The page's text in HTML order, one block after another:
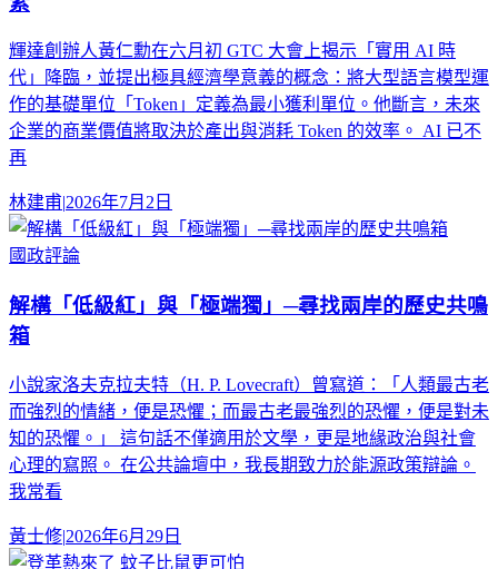
輝達創辦人黃仁勳在六月初 GTC 大會上揭示「實用 AI 時
代」降臨，並提出極具經濟學意義的概念：將大型語言模型運
作的基礎單位「Token」定義為最小獲利單位。他斷言，未來
企業的商業價值將取決於產出與消耗 Token 的效率。 AI 已不
再
林建甫|2026年7月2日
國政評論
解構「低級紅」與「極端獨」─尋找兩岸的歷史共鳴
箱
小說家洛夫克拉夫特（H. P. Lovecraft）曾寫道：「人類最古老
而強烈的情緒，便是恐懼；而最古老最強烈的恐懼，便是對未
知的恐懼。」 這句話不僅適用於文學，更是地緣政治與社會
心理的寫照。 在公共論壇中，我長期致力於能源政策辯論。
我常看
黃士修|2026年6月29日